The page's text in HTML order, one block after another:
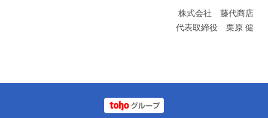
株式会社 藤代商店
代表取締役 栗原 健